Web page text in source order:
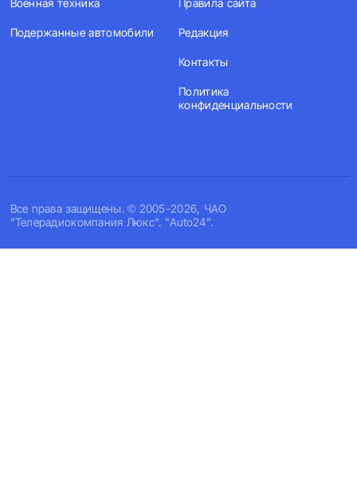
Все права защищены. © 2005-2026, ЧАО
"Телерадиокомпания Люкс". "Auto24".
Военная техника
Подержанные автомобили
Правила сайта
Редакция
Контакты
Политика
конфиденциальности